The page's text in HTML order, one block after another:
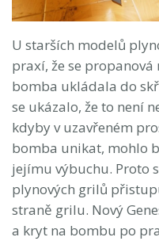
U starších modelů
praxí, že se
bomba ukládala do
se ukázalo, že to není
kdyby v uzavřeném
bomba unikat, mohlo
jejímu výbuchu. Proto
plynových grilů
straně grilu. Nový
a kryt na bombu po